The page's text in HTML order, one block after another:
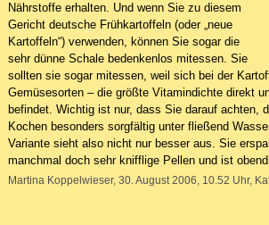
Nährstoffe erhalten. Und wenn Sie zu diesem
Gericht deutsche Frühkartoffeln (oder „neue
Kartoffeln“) verwenden, können Sie sogar die
sehr dünne Schale bedenkenlos mitessen. Sie
sollten sie sogar mitessen, weil sich bei der
Gemüsesorten – die größte Vitamindichte direkt
befindet. Wichtig ist nur, dass Sie darauf achten,
Kochen besonders sorgfältig unter fließend
Variante sieht also nicht nur besser aus. Sie
manchmal doch sehr knifflige Pellen und ist
Martina Koppelwieser, 30. August 2006, 10.52 Uhr,